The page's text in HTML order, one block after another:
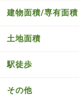
建物面積/専有面積
土地面積
駅徒歩
その他